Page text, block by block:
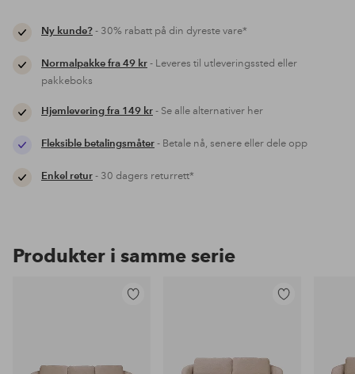
Ny kunde?- 30% rabatt på din dyreste vare*
Normalpakke fra 49 kr- Leveres til utleveringssted eller
pakkeboks
Hjemlevering fra 149 kr- Se alle alternativer her
Fleksible betalingsmåter- Betale nå, senere eller dele opp
Enkel retur- 30 dagers returrett*
Produkter i samme serie